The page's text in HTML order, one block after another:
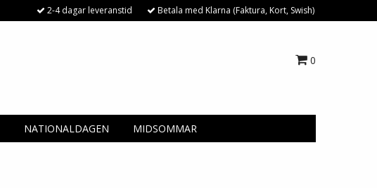
2-4 dagar leveranstid Betala med Klarna (Faktura, Kort, Swish)
0
NATIONALDAGEN MIDSOMMAR